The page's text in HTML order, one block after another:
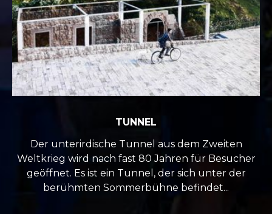
TUNNEL
Der unterirdische Tunnel aus dem Zweiten
Weltkrieg wird nach fast 80 Jahren für Besucher
geöffnet. Es ist ein Tunnel, der sich unter der
berühmten Sommerbühne befindet...